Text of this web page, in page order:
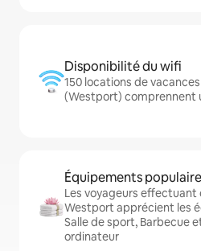
Disponibilité du wifi
150 locations de
(Westport) comprennent
Équipements
Les voyageurs
Westport apprécient les
Salle de sport, Barbecue
ordinateur